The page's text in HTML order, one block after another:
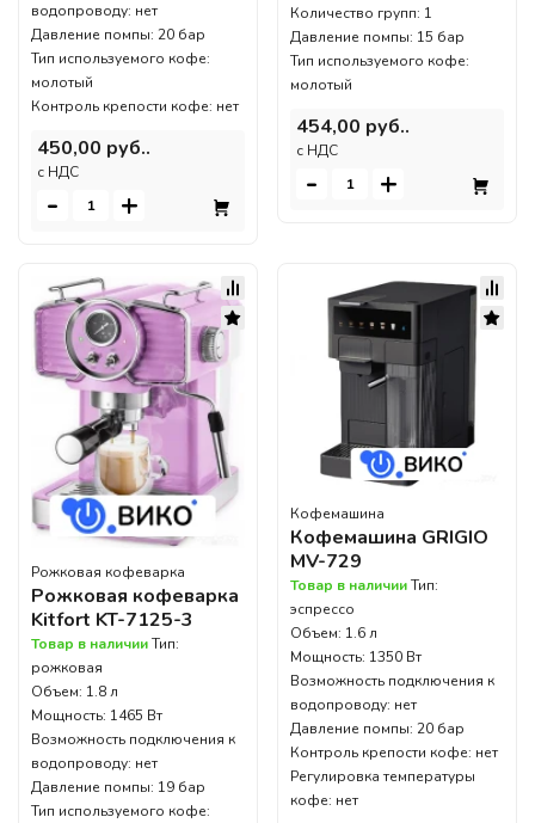
водопроводу: нет
Давление помпы: 20 бар
Тип используемого кофе:
молотый
Контроль крепости кофе: нет
450,00 руб..
c НДС
- +
Количество групп: 1
Давление помпы: 15 бар
Тип используемого кофе:
молотый
454,00 руб..
c НДС
- +
Рожковая кофеварка
Рожковая кофеварка
Kitfort KT-7125-3
Товар в наличииТип:
рожковая
Объем: 1.8 л
Мощность: 1465 Вт
Возможность подключения к
водопроводу: нет
Давление помпы: 19 бар
Тип используемого кофе:
Кофемашина
Кофемашина GRIGIO
MV-729
Товар в наличииТип:
эспрессо
Объем: 1.6 л
Мощность: 1350 Вт
Возможность подключения к
водопроводу: нет
Давление помпы: 20 бар
Контроль крепости кофе: нет
Регулировка температуры
кофе: нет